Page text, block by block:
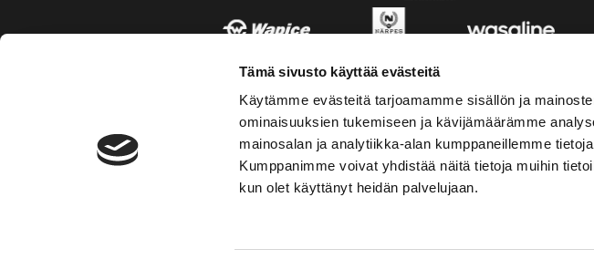
Tämä sivusto käyttää evästeitä
Käytämme evästeitä tarjoamamme sisällön ja
ominaisuuksien tukemiseen ja kävijämäärämme
mainosalan ja analytiikka-alan kumppaneillemme
Kumppanimme voivat yhdistää näitä tietoja muihin
kun olet käyttänyt heidän palvelujaan.
YHTEYSTIEDOT